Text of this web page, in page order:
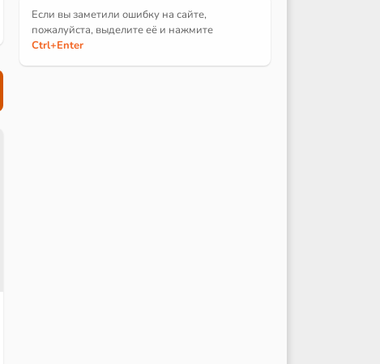
Если вы заметили ошибку на сайте,
пожалуйста, выделите её и нажмите
Ctrl+Enter